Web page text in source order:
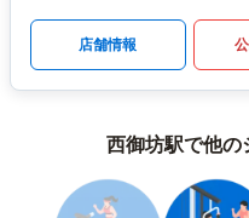
店舗情報
西御坊駅で他の